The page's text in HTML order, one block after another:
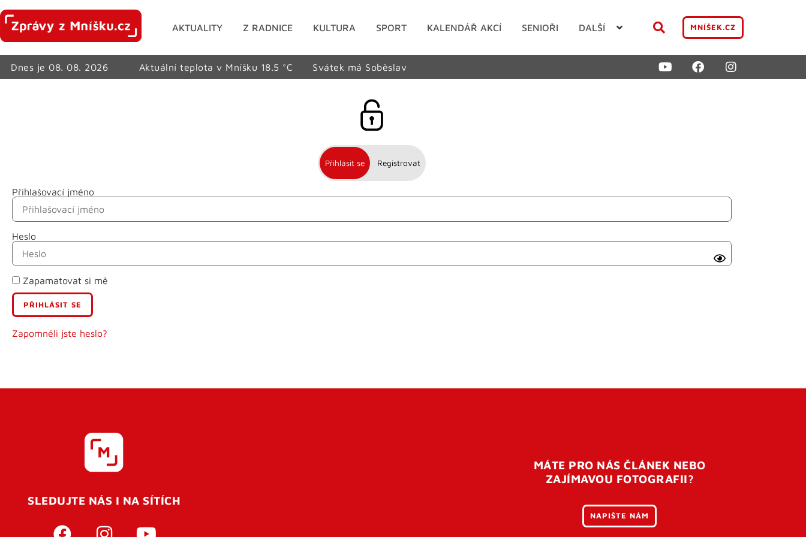
AKTUALITY Z RADNICE KULTURA SPORT KALENDÁŘ AKCÍ SENIOŘI DALŠÍ MNÍŠEK.CZ
Dnes je 08. 08. 2026 Aktuální teplota v Mníšku 18.5 °C Svátek má Soběslav
Přihlásit se Registrovat
Přihlašovací jméno
Heslo
Zapamatovat si mě
Zapomněli jste heslo?
Jméno
Příjmení
E-mail
Uživatelské jméno
SLEDUJTE NÁS I NA SÍTÍCH
MÁTE PRO NÁS ČLÁNEK NEBO
ZAJÍMAVOU FOTOGRAFII?
NAPIŠTE NÁM